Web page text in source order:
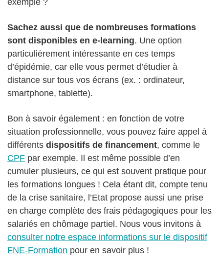
exemple ?
Sachez aussi que de nombreuses formations
sont disponibles en e-learning. Une option
particulièrement intéressante en ces temps
d’épidémie, car elle vous permet d’étudier à
distance sur tous vos écrans (ex. : ordinateur,
smartphone, tablette).
Bon à savoir également : en fonction de votre
situation professionnelle, vous pouvez faire appel à
différents dispositifs de financement, comme le
CPF par exemple. Il est même possible d’en
cumuler plusieurs, ce qui est souvent pratique pour
les formations longues ! Cela étant dit, compte tenu
de la crise sanitaire, l’Etat propose aussi une prise
en charge complète des frais pédagogiques pour les
salariés en chômage partiel. Nous vous invitons à
consulter notre espace informations sur le dispositif
FNE-Formation pour en savoir plus !